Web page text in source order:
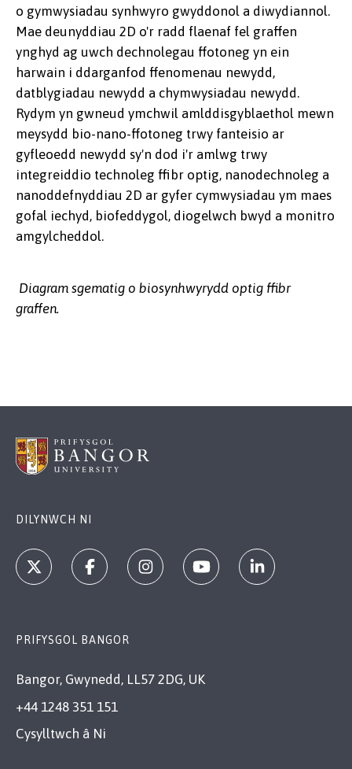
o gymwysiadau synhwyro gwyddonol a diwydiannol.
Mae deunyddiau 2D o'r radd flaenaf fel graffen
ynghyd ag uwch dechnolegau ffotoneg yn ein
harwain i ddarganfod ffenomenau newydd,
datblygiadau newydd a chymwysiadau newydd.
Rydym yn gwneud ymchwil amlddisgyblaethol mewn
meysydd bio-nano-ffotoneg trwy fanteisio ar
gyfleoedd newydd sy'n dod i'r amlwg trwy
integreiddio technoleg ffibr optig, nanodechnoleg a
nanoddefnyddiau 2D ar gyfer cymwysiadau ym maes
gofal iechyd, biofeddygol, diogelwch bwyd a monitro
amgylcheddol.
Diagram sgematig o biosynhwyrydd optig ffibr
graffen.
DILYNWCH NI
PRIFYSGOL BANGOR
Bangor, Gwynedd, LL57 2DG, UK
+44 1248 351 151
Cysylltwch â Ni